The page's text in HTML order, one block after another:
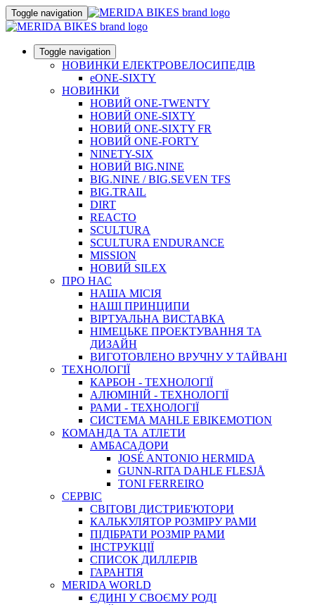
Toggle navigation
Toggle navigation
НОВИНКИ ЕЛЕКТРОВЕЛОСИПЕДІВ
eONE-SIXTY
НОВИНКИ
НОВИЙ ONE-TWENTY
НОВИЙ ONE-SIXTY
НОВИЙ ONE-SIXTY FR
НОВИЙ ONE-FORTY
NINETY-SIX
НОВИЙ BIG.NINE
BIG.NINE / BIG.SEVEN TFS
BIG.TRAIL
DIRT
REACTO
SCULTURA
SCULTURA ENDURANCE
MISSION
НОВИЙ SILEX
ПРО НАС
НАША МICIЯ
НАШI ПРИНЦИПИ
ВIРТУАЛЬНА ВИСТАВКА
НІМЕЦЬКЕ ПРОЕКТУВАННЯ ТА
ДИЗАЙН
ВИГОТОВЛЕНО ВРУЧНУ У ТАЙВАНІ
ТЕХНОЛОГІЇ
КАРБОН - ТЕХНОЛОГІЇ
АЛЮМІНІЙ - ТЕХНОЛОГІЇ
РАМИ - ТЕХНОЛОГІЇ
СИСТЕМА MAHLE EBIKEMOTION
КОМАНДА ТА АТЛЕТИ
АМБАСАДОРИ
JOSÉ ANTONIO HERMIDA
GUNN-RITA DAHLE FLESJÅ
TONI FERREIRO
СЕРВІС
СВІТОВІ ДИСТРИБ'ЮТОРИ
КАЛЬКУЛЯТОР РОЗМIРУ РАМИ
ПІДІБРАТИ РОЗМІР РАМИ
IНСТРУКЦIЇ
СПИСОК ДИЛЛЕРІВ
ГАРАНТIЯ
MERIDA WORLD
ЄДИНI У СВОЄМУ РОДI